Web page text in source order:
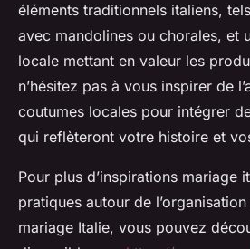
éléments traditionnels italiens,
avec mandolines ou chorales, et
locale mettant en valeur les
n’hésitez pas à vous inspirer de
coutumes locales pour intégrer
qui reflèteront votre histoire et
Pour plus d’inspirations mariage
pratiques autour de
mariage Italie, vous pouvez